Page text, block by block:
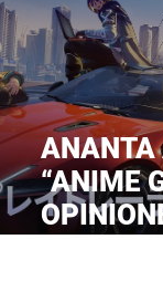
ANANTA
“ANIME